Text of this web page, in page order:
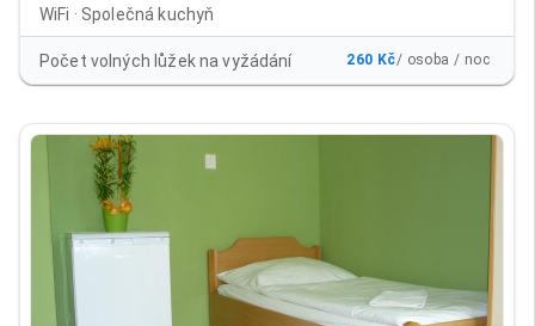
a WiFi ZDARMA. Ubytovnu i penzion najdete téměř v centru
města Olomouc, a to na výborně dostupném místě v areálu
bývalých kasáren Prokopa Holého, naproti prodejně
Baumax Olomouc. Nabízíme klidné ubytování ve 2-
WiFi · Společná kuchyň
Počet volných lůžek na vyžádání 260 Kč/ osoba / noc